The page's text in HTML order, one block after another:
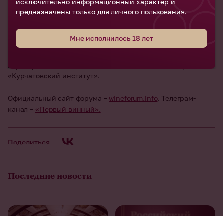
Ассоциация «Федеральная саморегулируемая организация
виноградарей и виноделов России» (ФСРО АВВР).
партнер
«Курчатовский институт».
Официальный сайт форума – wineforum.info. Телеграм-
канал – «Первый винный».
Поделиться
Последние новости
предназначены только для личного пользования.
Мне исполнилось 18 лет